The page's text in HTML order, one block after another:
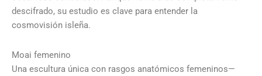
descifrado, su estudio es clave para entender la
cosmovisión isleña.
Moai femenino
Una escultura única con rasgos anatómicos femeninos—